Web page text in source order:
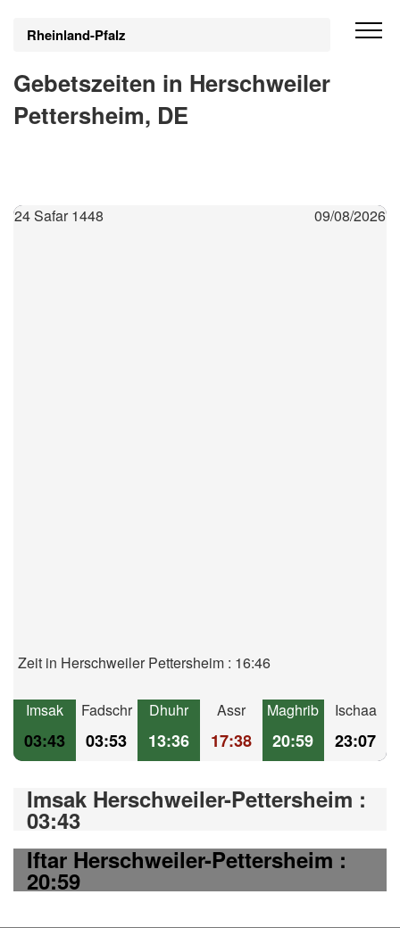
Rheinland-Pfalz
Gebetszeiten in Herschweiler
Pettersheim, DE
24 Safar 1448 09/08/2026
Zeit in Herschweiler Pettersheim : 16:46
Imsak
03:43
Fadschr
03:53
Dhuhr
13:36
Assr
17:38
Maghrib
20:59
Ischaa
23:07
Imsak Herschweiler-Pettersheim :
03:43
Iftar Herschweiler-Pettersheim :
20:59